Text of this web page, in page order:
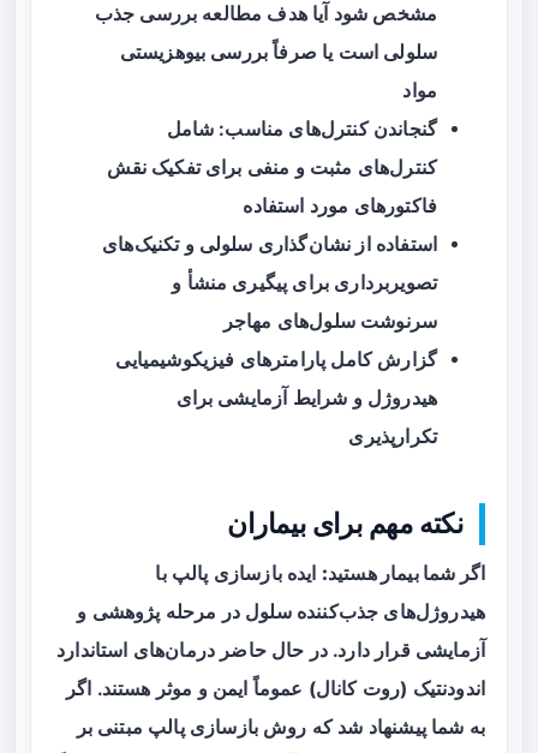
مشخص شود آیا هدف مطالعه بررسی جذب
سلولی است یا صرفاً بررسی بیوهزیستی
مواد
گنجاندن کنترل‌های مناسب: شامل
کنترل‌های مثبت و منفی برای تفکیک نقش
فاکتورهای مورد استفاده
استفاده از نشان‌گذاری سلولی و تکنیک‌های
تصویربرداری برای پیگیری منشأ و
سرنوشت سلول‌های مهاجر
گزارش کامل پارامترهای فیزیکوشیمیایی
هیدروژل و شرایط آزمایشی برای
تکرارپذیری
نکته مهم برای بیماران
اگر شما بیمار هستید: ایده بازسازی پالپ با
هیدروژل‌های جذب‌کننده سلول در مرحله پژوهشی و
آزمایشی قرار دارد. در حال حاضر درمان‌های استاندارد
اندودنتیک (روت کانال) عموماً ایمن و موثر هستند. اگر
به شما پیشنهاد شد که روش بازسازی پالپ مبتنی بر